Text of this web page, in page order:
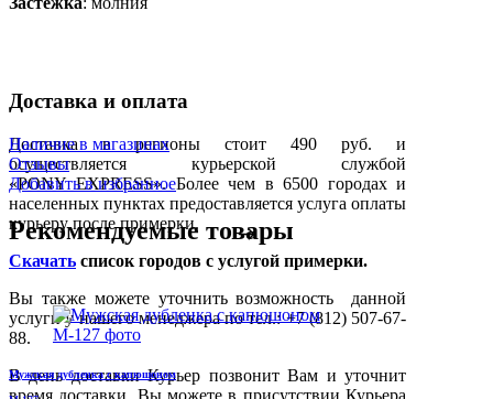
Доставка и оплата
Доставка в регионы стоит 490 руб. и
осуществляется курьерской службой
«PONY EXPRESS». Более чем в 6500 городах и
населенных пунктах предоставляется услуга оплаты
курьеру после примерки.
Скачать список городов с услугой примерки.
Вы также можете уточнить возможность данной
услуги у нашего менеджера по тел.: +7 (812) 507-67-
88.
В день доставки Курьер позвонит Вам и уточнит
Наличие в магазинах
Отзывы
Добавить в избранное
Рекомендуемые товары
Мужская дубленка с капюшоном